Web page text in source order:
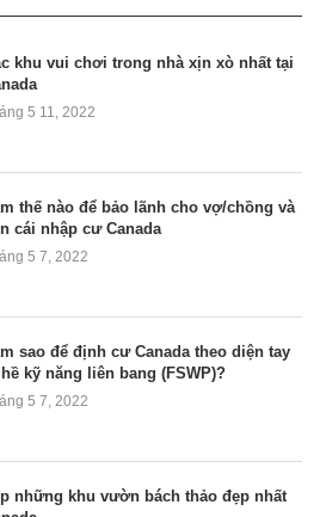
khu vui chơi trong nhà xịn xò nhất tại
5 11, 2022
thế nào để bảo lãnh cho vợ/chồng và
cái nhập cư Canada
5 7, 2022
sao để định cư Canada theo diện tay
kỹ năng liên bang (FSWP)?
5 7, 2022
những khu vườn bách thảo đẹp nhất